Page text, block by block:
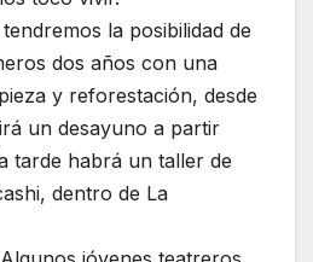
la posibilidad de
dos años con una
y reforestación, desde
un desayuno a partir
tarde habrá un taller de
dentro de La